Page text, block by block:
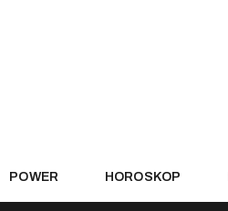
POWER HOROSKOP